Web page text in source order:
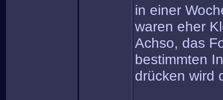
in einer
waren eher
Achso, das
bestimmten
drücken wird